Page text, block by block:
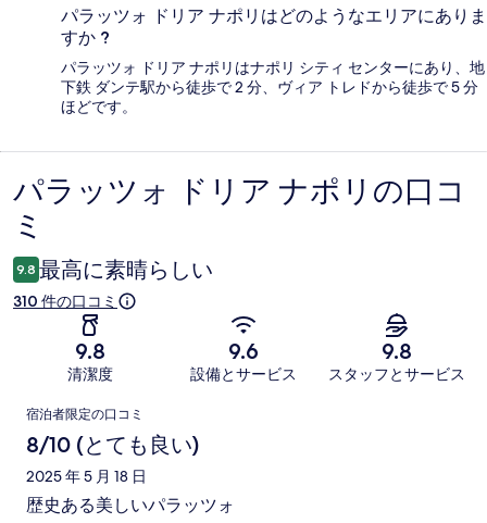
パラッツォ ドリア ナポリはどのようなエリアにありま
すか ?
パラッツォ ドリア ナポリはナポリ シティ センターにあり、地
下鉄 ダンテ駅から徒歩で 2 分、ヴィア トレドから徒歩で 5 分
ほどです。
口
コ
ミ
パラッツォ ドリア ナポリの口コ
ミ
9.8 最高に素晴らしい
310 件の口コミ
9.8
清潔度
9.6
設備とサービス
9.8
スタッフとサービス
口
コ
ミ
宿泊者限定の口コミ
8/10 (とても良い)
2025 年 5 月 18 日
歴史ある美しいパラッツォ